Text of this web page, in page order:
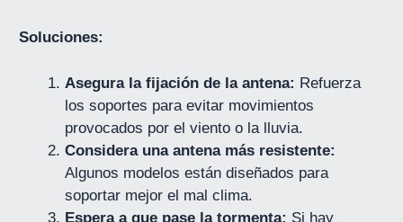
Soluciones:
Asegura la fijación de la antena: Refuerza
los soportes para evitar movimientos
provocados por el viento o la lluvia.
Considera una antena más resistente:
Algunos modelos están diseñados para
soportar mejor el mal clima.
Espera a que pase la tormenta: Si hay